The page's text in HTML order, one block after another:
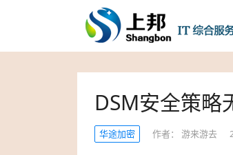
DSM安全策略
华途加密 作者： 游来游去